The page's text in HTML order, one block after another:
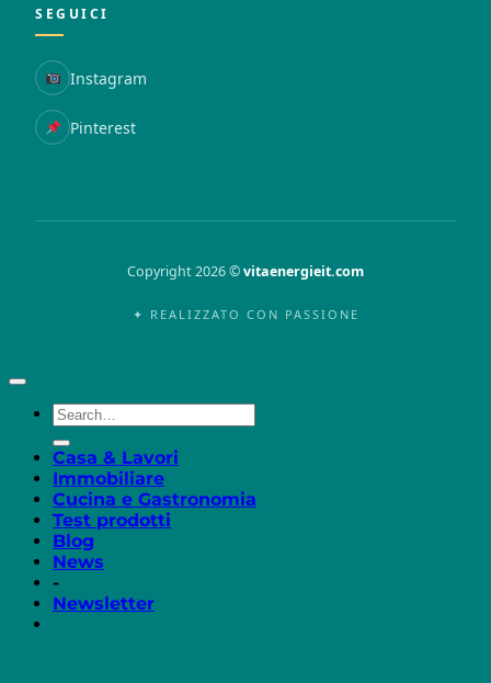
SEGUICI
Instagram
Pinterest
Copyright 2026 ©vitaenergieit.com
✦ REALIZZATO CON PASSIONE
Casa & Lavori
Immobiliare
Cucina e Gastronomia
Test prodotti
Blog
News
-
Newsletter